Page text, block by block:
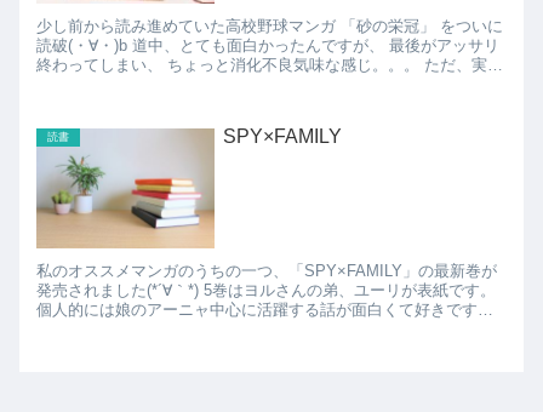
少し前から読み進めていた高校野球マンガ 「砂の栄冠」 をついに
読破(・∀・)b 道中、とても面白かったんですが、 最後がアッサリ
終わってしまい、 ちょっと消化不良気味な感じ。。。 ただ、実写
読書 SPY×FAMILY
私のオススメマンガのうちの一つ、「SPY×FAMILY」の最新巻が
発売されました(*´∀｀*) 5巻はヨルさんの弟、ユーリが表紙です。
個人的には娘のアーニャ中心に活躍する話が面白くて好きです